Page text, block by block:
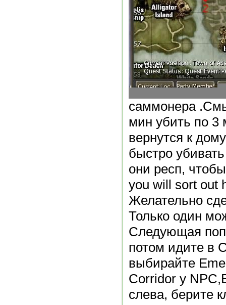
саммонера
мин убить по
вернутся к
быстро
они респ,
you will sort out
Желательно
Только один
Следующая
потом идите в
выбирайте
Corridor у
слева, берите